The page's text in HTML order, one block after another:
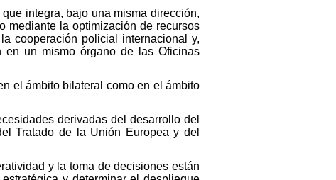
integra, bajo una misma dirección,
mediante la optimización de recursos
cooperación policial internacional y,
en un mismo órgano de las Oficinas
el ámbito bilateral como en el ámbito
derivadas del desarrollo del
Tratado de la Unión Europea y del
y la toma de decisiones están